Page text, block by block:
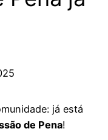
já está
de Pena!